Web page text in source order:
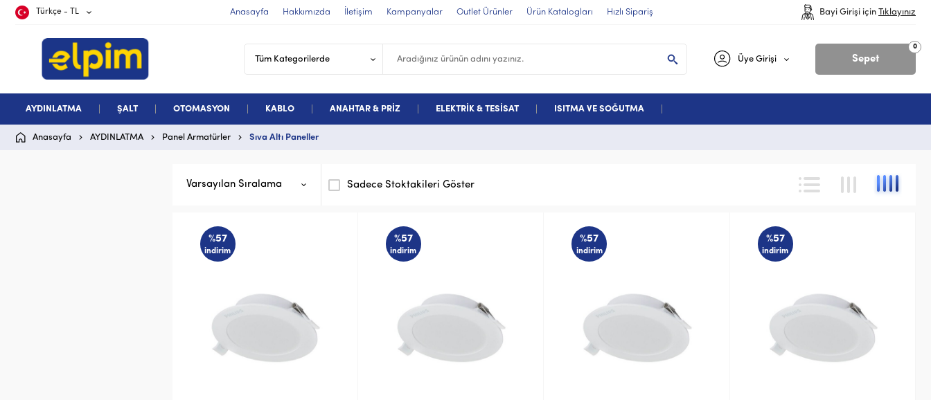
Türkçe - TL Anasayfa Hakkımızda İletişim Kampanyalar Outlet Ürünler Ürün Katalogları Hızlı Sipariş Bayi Girişi için Tıklayınız
Sepet
0
Üye Girişi
AYDINLATMA ŞALT OTOMASYON KABLO ANAHTAR & PRİZ ELEKTRİK & TESİSAT ISITMA VE SOĞUTMA
Anasayfa AYDINLATMA Panel Armatürler Sıva Altı Paneller
Varsayılan Sıralama Sadece Stoktakileri Göster
%57
indirim
%57
indirim
%57
indirim
%57
indirim